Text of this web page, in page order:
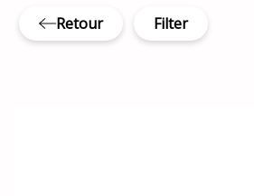
Retour Filter